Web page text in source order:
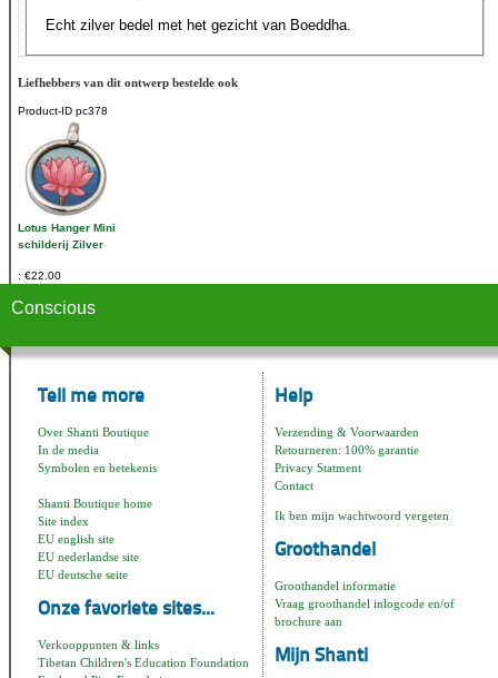
Echt zilver bedel met het gezicht van Boeddha.
Liefhebbers van dit ontwerp bestelde ook
Product-ID pc378
Lotus Hanger Mini
schilderij Zilver
€22.00
Conscious
Tell me more
Over Shanti Boutique
In de media
Symbolen en betekenis
Shanti Boutique home
Site index
EU english site
EU nederlandse site
EU deutsche seite
Onze favoriete sites...
Verkooppunten & links
Tibetan Children's Education Foundation
Help
Verzending & Voorwaarden
Retourneren: 100% garantie
Privacy Statment
Contact
Ik ben mijn wachtwoord vergeten
Groothandel
Groothandel informatie
Vraag groothandel inlogcode en/of
brochure aan
Mijn Shanti